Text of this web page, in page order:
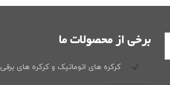
برخی از محصولات ما
کرکره های اتوماتیک و کرکره های برقی